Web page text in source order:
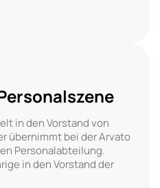
in den Vorstand von
übernimmt bei der Arvato
Personalabteilung.
in den Vorstand der